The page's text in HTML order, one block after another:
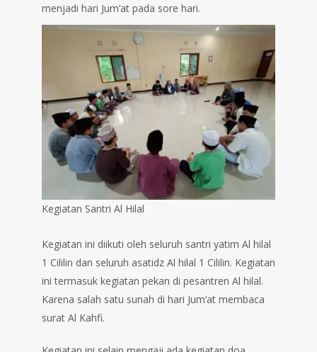
menjadi hari Jum’at pada sore hari.
Kegiatan Santri Al Hilal
Kegiatan ini diikuti oleh seluruh santri yatim Al hilal
1 Cililin dan seluruh asatidz Al hilal 1 Cililin. Kegiatan
ini termasuk kegiatan pekan di pesantren Al hilal.
Karena salah satu sunah di hari Jum’at membaca
surat Al Kahfi.